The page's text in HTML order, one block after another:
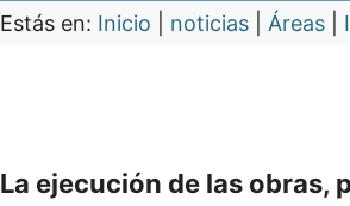
Estás en: Inicio noticias Áreas
La ejecución de las obras,